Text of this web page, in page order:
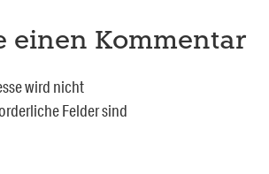
einen Kommentar
wird nicht
Felder sind